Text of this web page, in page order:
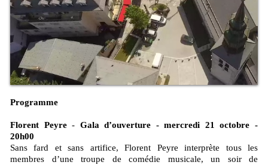
Programme
Florent Peyre- Gala d’ouverture - mercredi 21 octobre -
20h00
Sans fard et sans artifice, Florent Peyre interprète tous les
membres d’une troupe de comédie musicale, un soir de